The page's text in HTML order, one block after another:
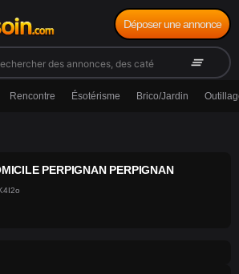
clear_all
Déposer une annonce
Rencontre Ésotérisme Brico/Jardin
PERPIGNAN PERPIGNAN